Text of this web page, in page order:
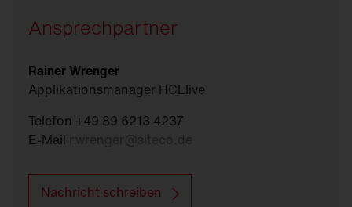
Ansprechpartner
Rainer Wrenger
Applikationsmanager HCLlive
Telefon +49 89 6213 4237
E-Mail
Nachricht schreiben